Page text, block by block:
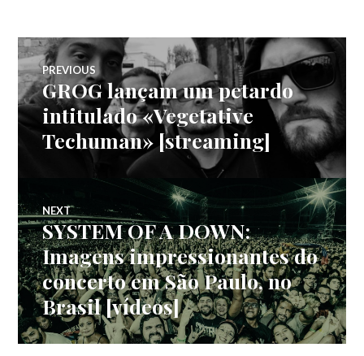
Navegação
de
artigos
PREVIOUS
Previous
post:
GROG lançam um petardo
intitulado «Vegetative
Techuman» [streaming]
NEXT
Next
post:
SYSTEM OF A DOWN:
Imagens impressionantes do
concerto em São Paulo, no
Brasil [vídeos]